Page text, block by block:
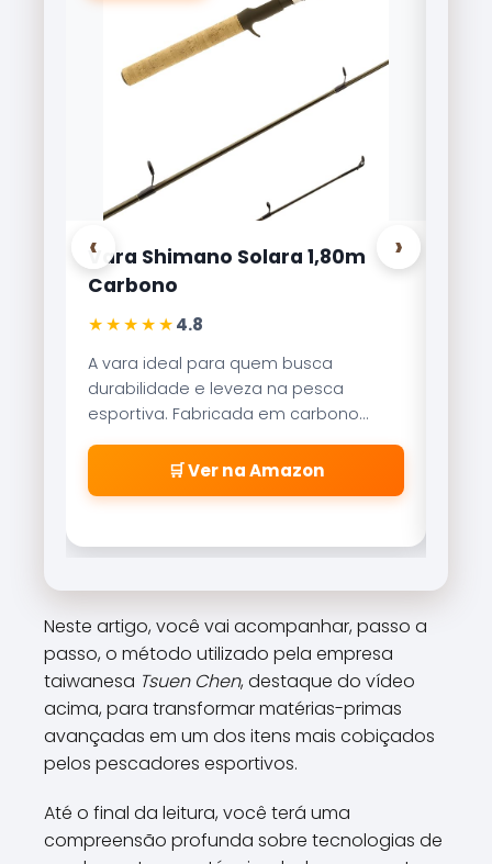
‹
Carretilha Marine Sports Brisa
Lite 8000
★★★★★
Referência no mercado brasileiro, a
Brisa Lite combina velocidade de
recolhimento com um sistema de
freio magnético que evita as famosas
\\\\\\\\\\\\\\\\\\\\\\\\\\\\\\\\
\\\\\\\\\\\\\\\\\\\\\\\\\\\\\\\\
\\\\\\\\\\\\\\\\\\\\\\\\\\\\\\\"
\\\\\\\\\\\\\\\\\\\\\\\\\\\\\\\\
\\\\\\\\\\\\\\\\\\\\\\\\\\\\\\\\
\\\\\\\\\\\\\\\\\\\\\\\\\\\\\\\\
\\\\\\\\".
🛒 Ver na Amazon
›
Neste artigo, você vai acompanhar, passo a
passo, o método utilizado pela empresa
taiwanesa Tsuen Chen, destaque do vídeo
acima, para transformar matérias-primas
avançadas em um dos itens mais cobiçados
pelos pescadores esportivos.
Até o final da leitura, você terá uma
compreensão profunda sobre tecnologias de